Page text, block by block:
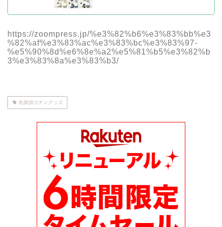
https://zoompress.jp/%e3%82%b6%e3%83%bb%e3
%82%af%e3%83%ac%e3%83%bc%e3%83%97-
%e5%90%8d%e6%8e%a2%e5%81%b5%e3%82%b
3%e3%83%8a%e3%83%b3/
名探偵コナングッズ